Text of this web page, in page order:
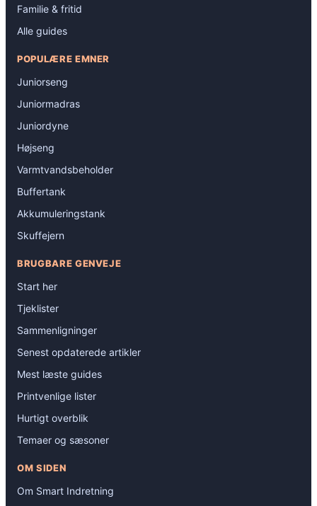
Familie & fritid
Alle guides
POPULÆRE EMNER
Juniorseng
Juniormadras
Juniordyne
Højseng
Varmtvandsbeholder
Buffertank
Akkumuleringstank
Skuffejern
BRUGBARE GENVEJE
Start her
Tjeklister
Sammenligninger
Senest opdaterede artikler
Mest læste guides
Printvenlige lister
Hurtigt overblik
Temaer og sæsoner
OM SIDEN
Om Smart Indretning